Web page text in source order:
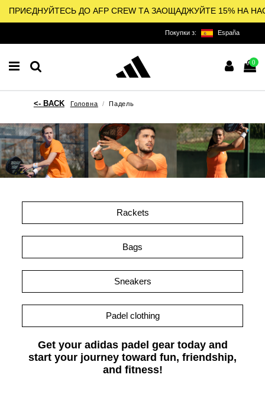
ПРИЄДНУЙТЕСЬ ДО AFP CREW ТА ЗАОЩАДЖУЙТЕ 15% НА
Покупки з: España
0
Головна Падель
Rackets
Bags
Sneakers
Padel clothing
Get your adidas padel gear today and
start your journey toward fun, friendship,
and fitness!